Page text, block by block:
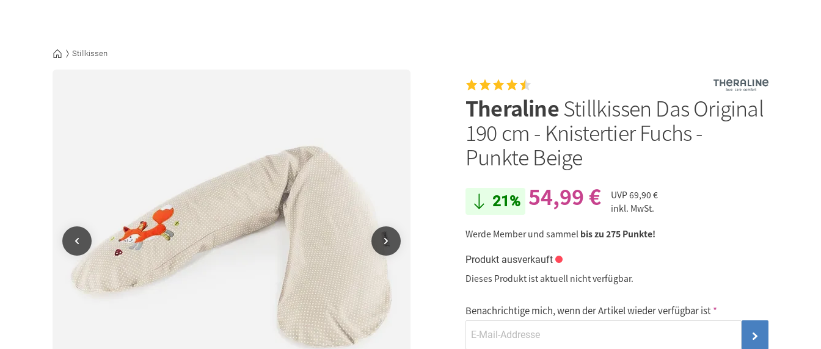
Stillkissen
TheralineStillkissen Das Original
190 cm - Knistertier Fuchs -
Punkte Beige
21% 54,99 € UVP69,90 €
inkl. MwSt.
Werde Member und sammel bis zu 275 Punkte!
Produkt ausverkauft
Dieses Produkt ist aktuell nicht verfügbar.
Benachrichtige mich, wenn der Artikel wieder verfügbar ist